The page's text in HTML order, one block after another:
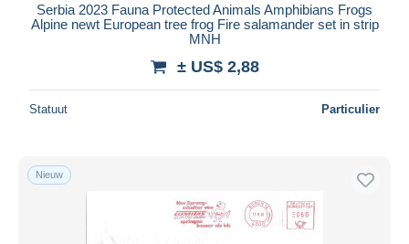
Serbia 2023 Fauna Protected Animals Amphibians Frogs
Alpine newt European tree frog Fire salamander set in strip
MNH
± US$ 2,88
Statuut Particulier
Nieuw